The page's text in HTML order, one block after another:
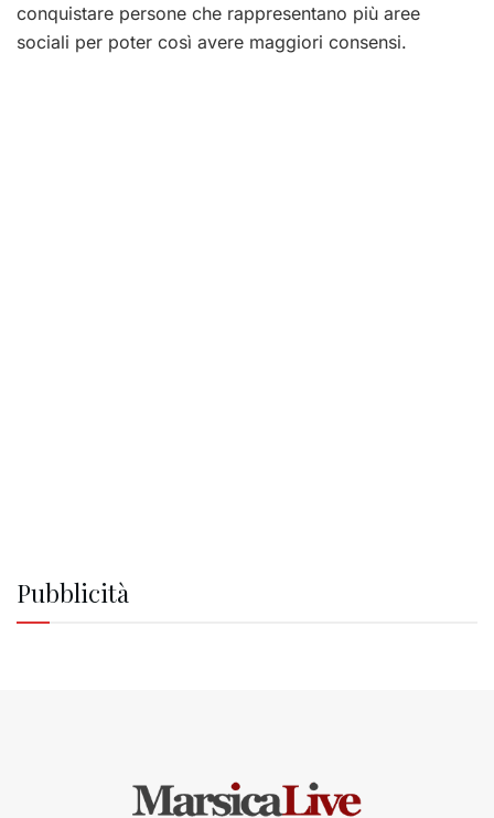
conquistare persone che rappresentano più aree
sociali per poter così avere maggiori consensi.
Pubblicità